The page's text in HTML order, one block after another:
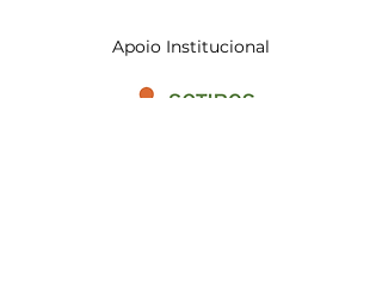
Apoio Institucional